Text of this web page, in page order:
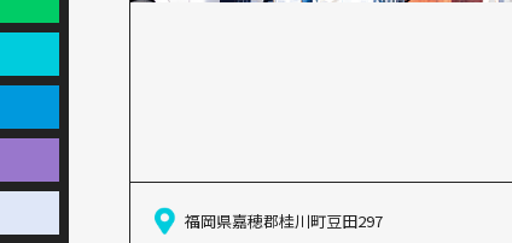
福岡県嘉穂郡桂川町豆田297